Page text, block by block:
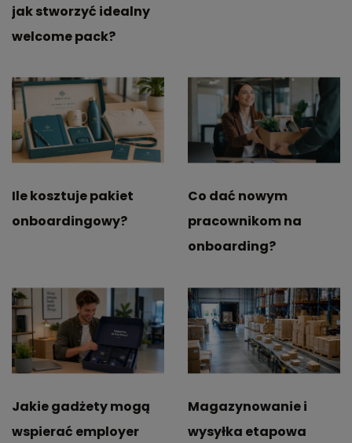
jak stworzyć idealny
welcome pack?
Ile kosztuje pakiet
onboardingowy?
Co dać nowym
pracownikom na
onboarding?
Jakie gadżety mogą
wspierać employer
Magazynowanie i
wysyłka etapowa